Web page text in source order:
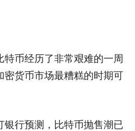
币经历了非常艰难的一周
密货币市场最糟糕的时期可
银行预测，比特币抛售潮已